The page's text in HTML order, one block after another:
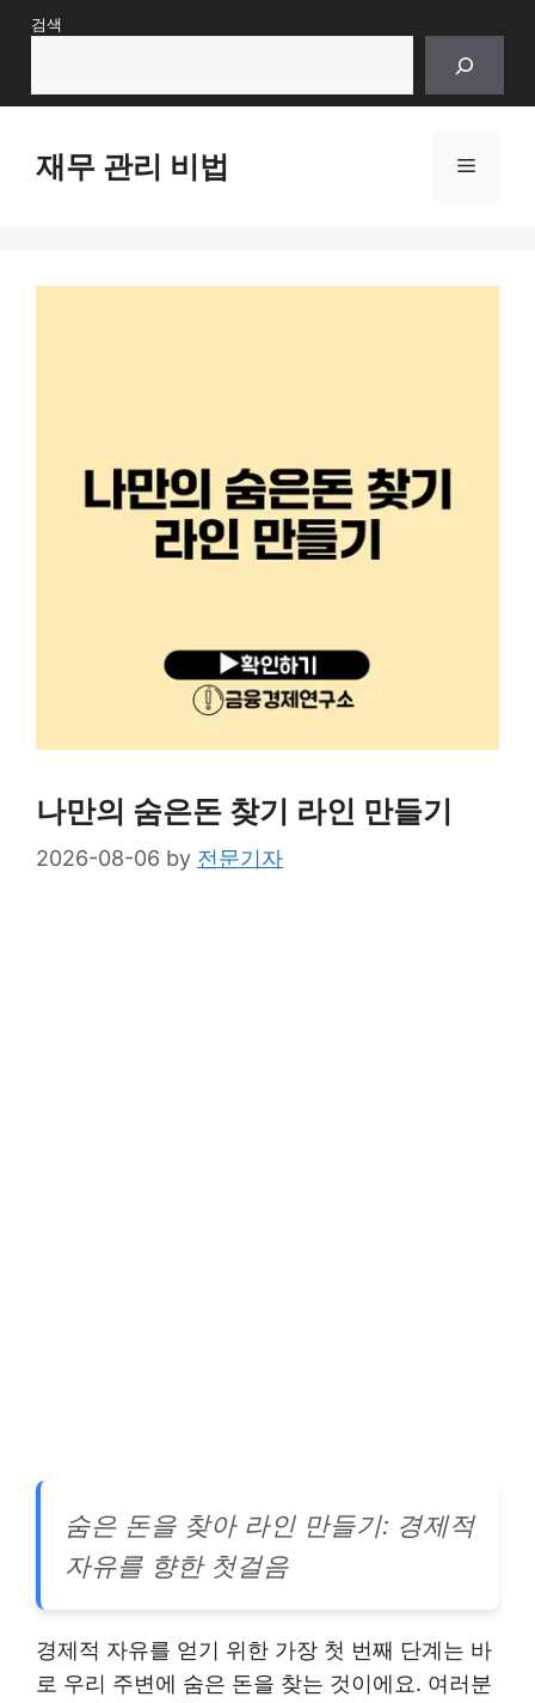
Skip검색
재무 관리 비법 Menu
나만의 숨은돈 찾기 라인 만들기
2026-08-06 by 전문기자
숨은 돈을 찾아 라인 만들기: 경제적
자유를 향한 첫걸음
경제적 자유를 얻기 위한 가장 첫 번째 단계는 바
로 우리 주변에 숨은 돈을 찾는 것이에요. 여러분